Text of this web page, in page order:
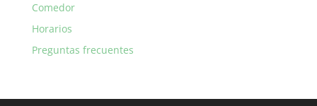
Comedor
Horarios
Preguntas frecuentes